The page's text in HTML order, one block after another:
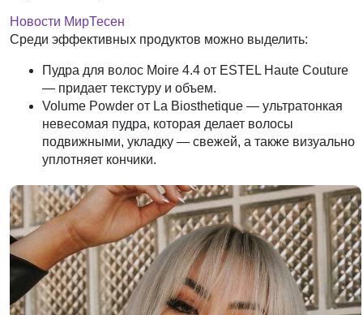
Новости МирТесен
Среди эффективных продуктов можно выделить:
Пудра для волос Moire 4.4 от ESTEL Haute Couture
— придает текстуру и объем.
Volume Powder от La Biosthetique — ультратонкая
невесомая пудра, которая делает волосы
подвижными, укладку — свежей, а также визуально
уплотняет кончики.